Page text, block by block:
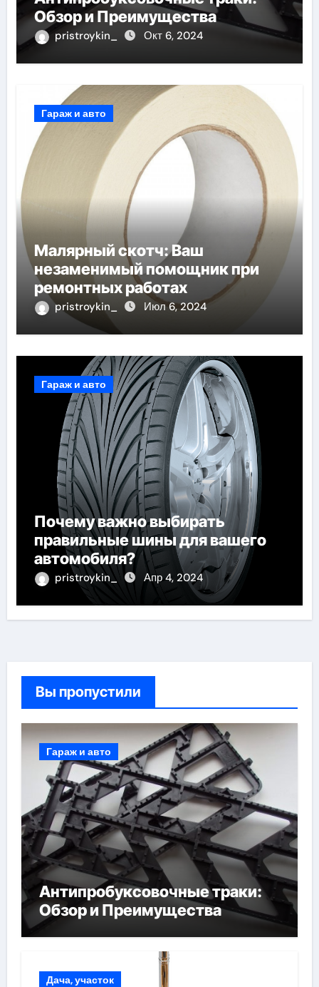
Обзор и Преимущества
pristroykin_ Окт 6, 2024
Гараж и авто
Малярный скотч: Ваш
незаменимый помощник при
ремонтных работах
pristroykin_ Июл 6, 2024
Гараж и авто
Почему важно выбирать
правильные шины для вашего
автомобиля?
pristroykin_ Апр 4, 2024
Вы пропустили
Гараж и авто
Антипробуксовочные траки:
Обзор и Преимущества
Дача, участок